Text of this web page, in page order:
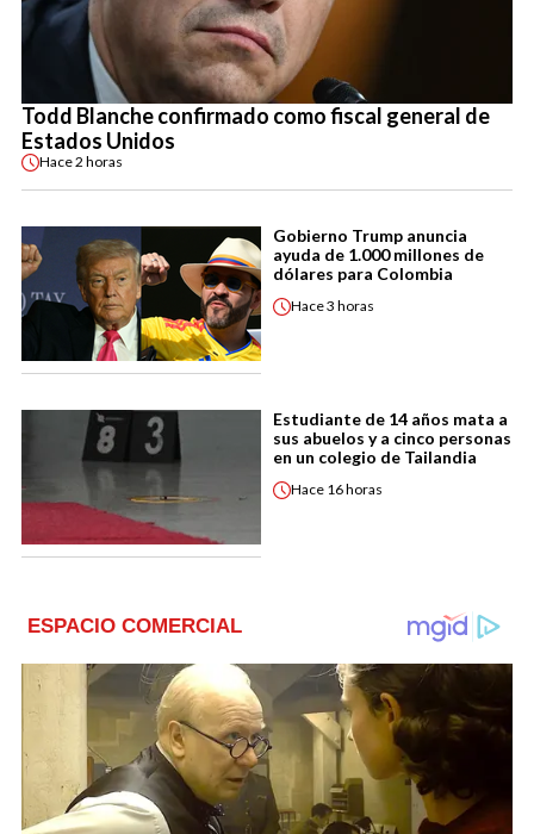
Todd Blanche confirmado como fiscal general de
Estados Unidos
Hace2 horas
Gobierno Trump anuncia
ayuda de 1.000 millones de
dólares para Colombia
Hace3 horas
Estudiante de 14 años mata a
sus abuelos y a cinco personas
en un colegio de Tailandia
Hace 16 horas